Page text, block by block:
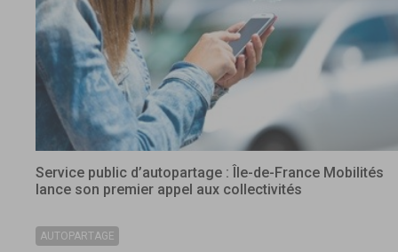
Service public d’autopartage : Île-de-France Mobilités
lance son premier appel aux collectivités
AUTOPARTAGE